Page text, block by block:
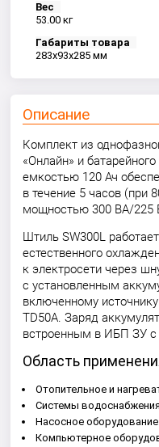
Вес
53.00 кг
Габариты товара
283x93x285 мм
Описание
Комплект из
«Онлайн» и
емкостью 120 Ач
в течение 5 часов (при
мощностью 300 ВА/225
Штиль SW300L
естественного
к электросети через
с установленным
включенному
TD50A. Заряд
встроенным в ИБП ЗУ с
Область
Отопительное и
Системы
Насосное
Компьютерное